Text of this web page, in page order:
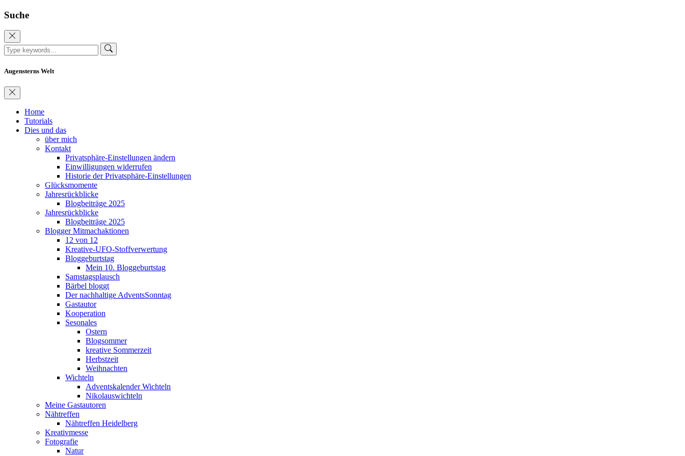
Suche
Augensterns Welt
Home
Tutorials
Dies und das
über mich
Kontakt
Privatsphäre-Einstellungen ändern
Einwilligungen widerrufen
Historie der Privatsphäre-Einstellungen
Glücksmomente
Jahresrückblicke
Blogbeiträge 2025
Jahresrückblicke
Blogbeiträge 2025
Blogger Mitmachaktionen
12 von 12
Kreative-UFO-Stoffverwertung
Bloggeburtstag
Mein 10. Bloggeburtstag
Samstagsplausch
Bärbel bloggt
Der nachhaltige AdventsSonntag
Gastautor
Kooperation
Sesonales
Ostern
Blogsommer
kreative Sommerzeit
Herbstzeit
Weihnachten
Wichteln
Adventskalender Wichteln
Nikolauswichteln
Meine Gastautoren
Nähtreffen
Nähtreffen Heidelberg
Kreativmesse
Fotografie
Natur